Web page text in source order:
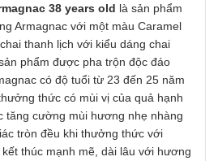
38 years old là sản phẩm
Armagnac với một màu Caramel
thanh lịch với kiểu dáng chai
phẩm được pha trộn độc đáo
có độ tuổi từ 23 đến 25 năm
thức có mùi vị của quả hạnh
tăng cường mùi hương nhẹ nhàng
tròn đều khi thưởng thức với
thúc mạnh mẽ, dài lâu với hương